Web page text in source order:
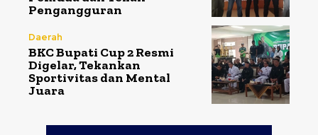
Pengangguran
Daerah
BKC Bupati Cup 2 Resmi
Digelar, Tekankan
Sportivitas dan Mental
Juara